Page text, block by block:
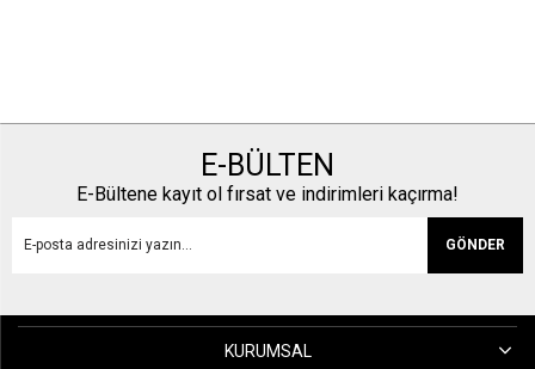
E-BÜLTEN
E-Bültene kayıt ol fırsat ve indirimleri kaçırma!
GÖNDER
KURUMSAL